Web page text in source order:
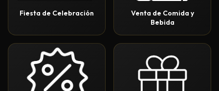
Fiesta de Celebración
Venta de Comida y
Bebida